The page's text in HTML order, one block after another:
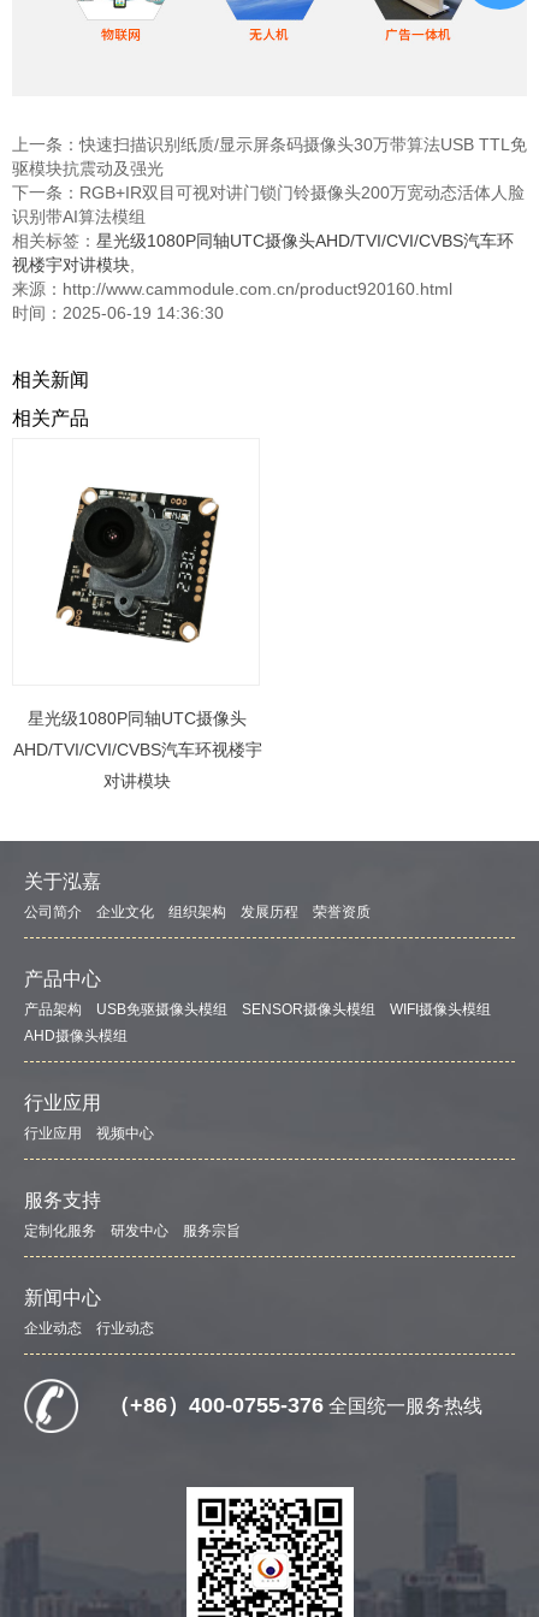
上一条：快速扫描识别纸质/显示屏条码摄像头30万带算法USB TTL免
驱模块抗震动及强光
下一条： RGB+IR双目可视对讲门锁门铃摄像头200万宽动态活体人脸
识别带AI算法模组
相关标签： 星光级1080P同轴UTC摄像头AHD/TVI/CVI/CVBS汽车环
视楼宇对讲模块
来源：http://www.cammodule.com.cn/product920160.html
时间：2025-06-19 14:36:30
相关新闻
相关产品
星光级1080P同轴UTC摄像头
AHD/TVI/CVI/CVBS汽车环视楼宇
对讲模块
关于泓嘉
公司简介 企业文化 组织架构 发展历程 荣誉资质
产品中心
产品架构 USB免驱摄像头模组 SENSOR摄像头模组
WIFI摄像头模组
AHD摄像头模组
行业应用
行业应用 视频中心
服务支持
定制化服务 研发中心 服务宗旨
新闻中心
企业动态 行业动态
（+86）400-0755-376 全国统一服务热线